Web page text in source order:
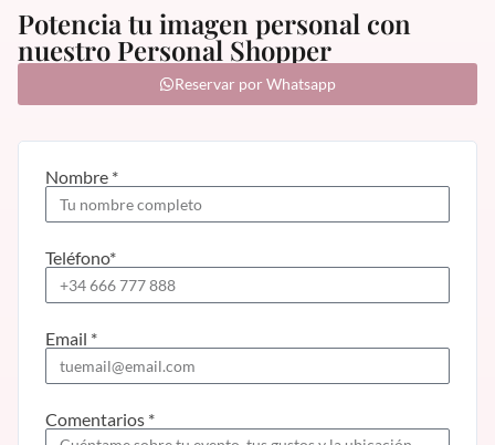
Potencia tu imagen personal con
nuestro Personal Shopper
Reservar por Whatsapp
Nombre *
Teléfono*
Email *
Comentarios *